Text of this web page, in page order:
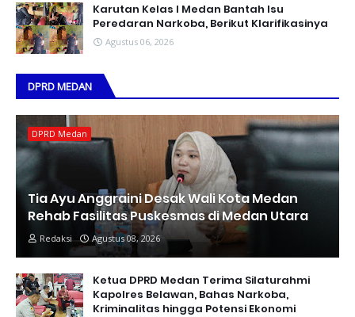
Karutan Kelas I Medan Bantah Isu
Peredaran Narkoba, Berikut Klarifikasinya
Agustus 06, 2026
DPRD MEDAN
DPRD Medan
Tia Ayu Anggraini Desak Wali Kota Medan
Rehab Fasilitas Puskesmas di Medan Utara
Redaksi Agustus 08, 2026
Ketua DPRD Medan Terima Silaturahmi
Kapolres Belawan, Bahas Narkoba,
Kriminalitas hingga Potensi Ekonomi